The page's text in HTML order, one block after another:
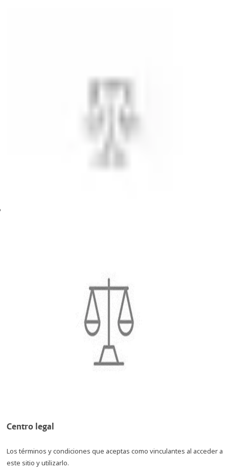
Centro legal
Los términos y condiciones que aceptas como vinculantes al acceder a
este sitio y utilizarlo.